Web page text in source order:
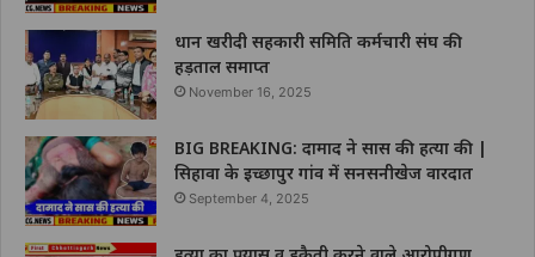
धान खरीदी सहकारी समिति कर्मचारी संघ की
हड़ताल समाप्त
November 16, 2025
BIG BREAKING: दामाद ने सास की हत्या की |
सिहावा के इच्छापुर गांव में सनसनीखेज वारदात
September 4, 2025